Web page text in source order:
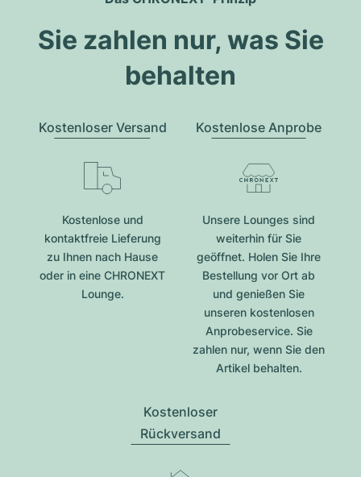
Sie zahlen nur, was Sie
behalten
Kostenloser Versand
Kostenlose und
kontaktfreie Lieferung
zu Ihnen nach Hause
oder in eine CHRONEXT
Lounge.
Kostenlose Anprobe
Unsere Lounges sind
weiterhin für Sie
geöffnet. Holen Sie Ihre
Bestellung vor Ort ab
und genießen Sie
unseren kostenlosen
Anprobeservice. Sie
zahlen nur, wenn Sie den
Artikel behalten.
Kostenloser
Rückversand